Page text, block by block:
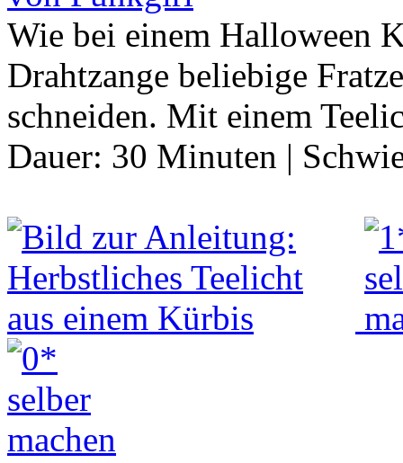
Wie bei einem Halloween
Drahtzange beliebige
schneiden. Mit einem
Dauer: 30 Minuten |